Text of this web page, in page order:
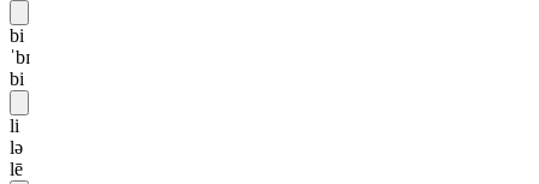
bi
ˈbɪ
bi
li
lə
lē